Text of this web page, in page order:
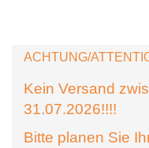
ACHTUNG/
Kein Versand
31.07.2026!!!!
Bitte planen Sie